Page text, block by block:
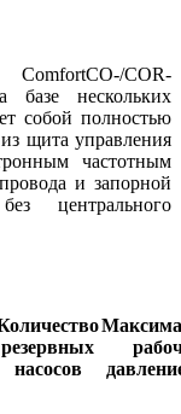
COR-
нескольких
собой полностью
щита управления
частотным
и запорной
центрального
резервных
насосов